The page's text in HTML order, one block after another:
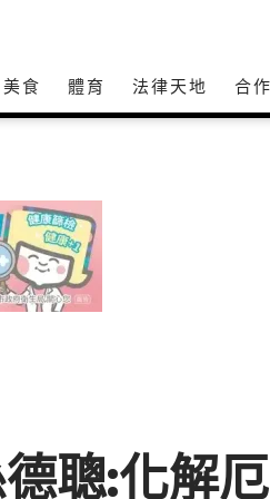
美食 體育 法律天地 合
聰:化解厄